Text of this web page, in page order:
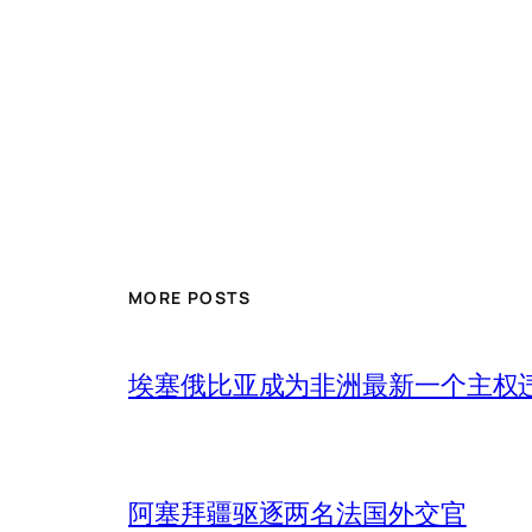
MORE POSTS
埃塞俄比亚成为非洲最新一个主权
阿塞拜疆驱逐两名法国外交官